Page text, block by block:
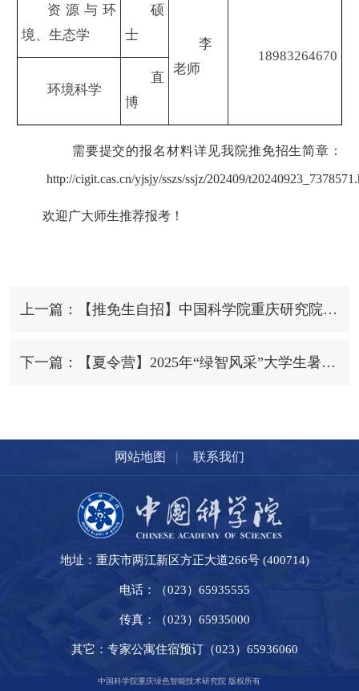
资源与环
境、生态学
硕
士
李
老师
18983264670
环境科学
直
博
需要提交的报名材料详见我院推免招生简章：
http://cigit.cas.cn/yjsjy/sszs/ssjz/202409/
欢迎广大师生推荐报考！
上一篇：【推免生自招】中国科学院重庆研究院2026年推荐免试研究生（含直博生）拟录取名单公示
下一篇：【夏令营】2025年“绿智风采”大学生暑期夏令营活动圆满落幕
网站地图 | 联系我们
地址：重庆市两江新区方正大道266号 (400714)
电话：（023）65935555
传真：（023）65935000
其它：专家公寓住宿预订（023）65936060
中国科学院重庆绿色智能技术研究院 版权所有